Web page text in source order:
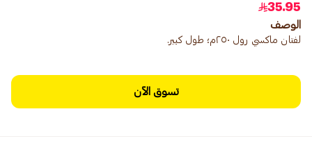
35.95
الوصف
لفتان ماكسي رول ٢٥٠م؛ طول كبير.
تسوق الآن